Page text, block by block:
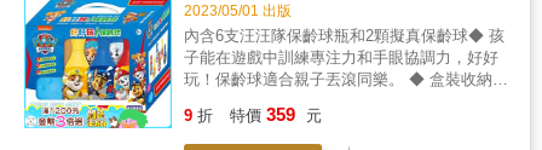
2023/05/01 出版
內含6支汪汪隊保齡球瓶和2顆擬真保齡球◆ 孩
子能在遊戲中訓練專注力和手眼協調力，好好
玩！保齡球適合親子丟滾同樂。 ◆ 盒裝收納
產品通過ST安全玩具檢驗
9 折 特價 359 元